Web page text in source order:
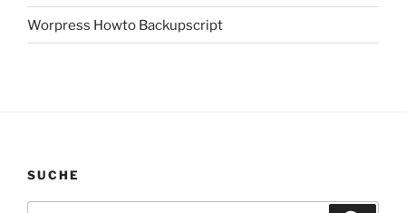
Worpress Howto Backupscript
SUCHE